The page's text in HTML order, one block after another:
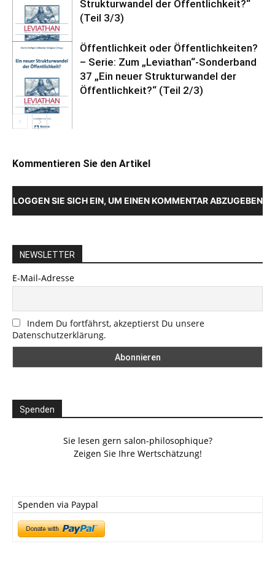
Strukturwandel der Öffentlichkeit?“
(Teil 3/3)
Öffentlichkeit oder Öffentlichkeiten?
– Serie: Zum „Leviathan“-Sonderband
37 „Ein neuer Strukturwandel der
Öffentlichkeit?“ (Teil 2/3)
Kommentieren Sie den Artikel
LOGGEN SIE SICH EIN, UM EINEN KOMMENTAR ABZUGEBEN
NEWSLETTER
E-Mail-Adresse
Indem Du fortfährst, akzeptierst Du unsere
Datenschutzerklärung.
Spenden
Sie lesen gern salon-philosophique?
Zeigen Sie Ihre Wertschätzung!
Spenden via Paypal